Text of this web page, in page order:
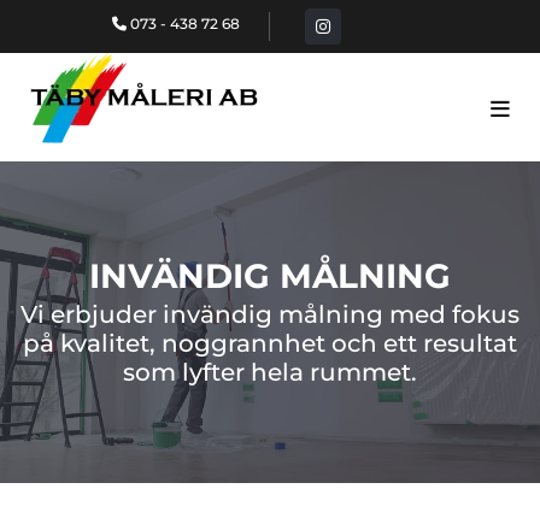
 073 - 438 72 68
INVÄNDIG MÅLNING
Vi erbjuder invändig målning med fokus
på kvalitet, noggrannhet och ett resultat
som lyfter hela rummet.